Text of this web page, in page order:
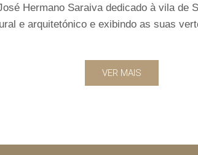
Hermano Saraiva dedicado à vila de
e arquitetónico e exibindo as suas
VER MAIS